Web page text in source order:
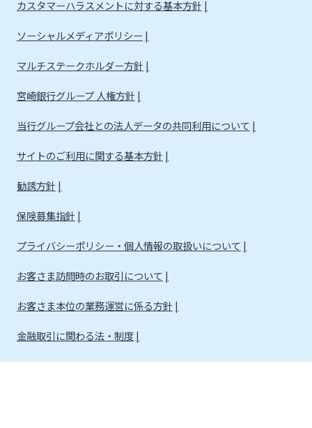
カスタマーハラスメントに対する基本方針
ソーシャルメディアポリシー
マルチステークホルダー方針
宮崎銀行グループ 人権方針
当行グループ会社との法人データの共同利用について
サイトのご利用に関する基本方針
勧誘方針
保険募集指針
プライバシーポリシー・個人情報の取扱いについて
お客さま訪問時のお取引について
お客さま本位の業務運営に係る方針
金融取引に関わる法・制度
金融取引に関わる方針